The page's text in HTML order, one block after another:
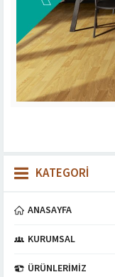
KATEGORİ
ANASAYFA
KURUMSAL
ÜRÜNLERIMIZ